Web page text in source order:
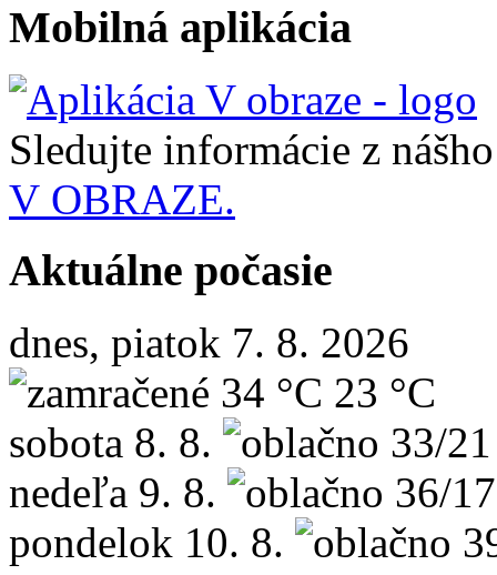
Mobilná aplikácia
Sledujte informácie z
V OBRAZE.
Aktuálne počasie
dnes, piatok 7. 8. 2026
34 °C 23 °C
sobota 8. 8.
33/
nedeľa 9. 8.
36/
pondelok 10. 8.